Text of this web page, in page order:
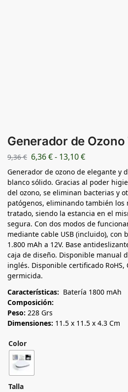
Generador de
9,36€ 6,36€- 13,10€
Generador de ozono de elegante y
blanco sólido. Gracias al poder
del ozono, se eliminan bacterias y
patógenos, eliminando también los
tratado, siendo la estancia en el
segura. Con dos modos de
mediante cable USB (incluido), con
1.800 mAh a 12V. Base
caja de diseño. Disponible manual
inglés. Disponible certificado RoHS,
germicida.
Características: Batería 1800 mAh
Composición:
Peso: 228 Grs
Dimensiones: 11.5 x 11.5 x 4.3 Cm
Color
Talla